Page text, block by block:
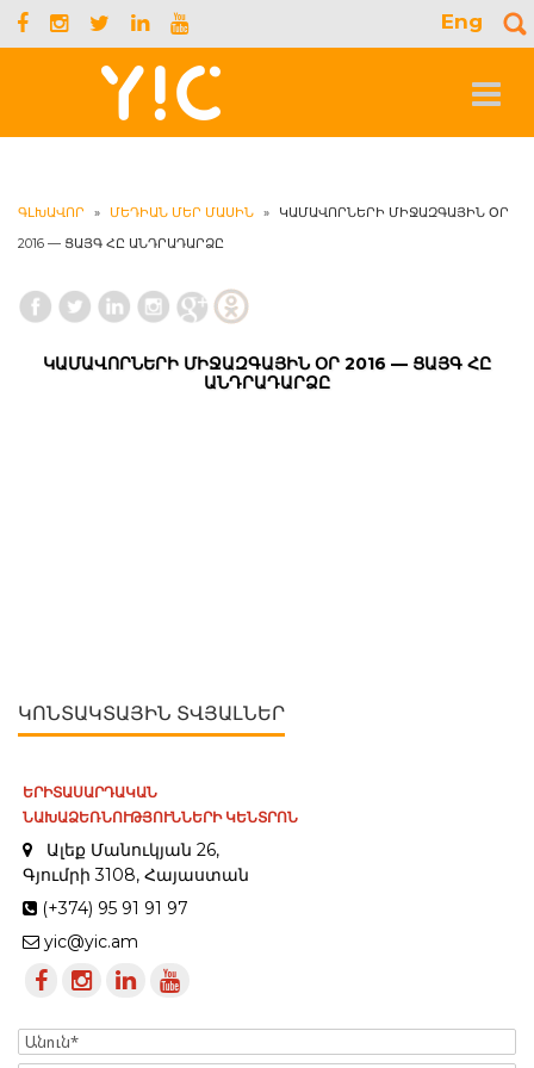
Eng
Toggle
ԳԼԽԱՎՈՐ » ՄԵԴԻԱՆ ՄԵՐ ՄԱՍԻՆ »
ԿԱՄԱՎՈՐՆԵՐԻ ՄԻՋԱԶԳԱՅԻՆ ՕՐ
2016 — ՑԱՅԳ ՀԸ ԱՆԴՐԱԴԱՐՁԸ
ԿԱՄԱՎՈՐՆԵՐԻ ՄԻՋԱԶԳԱՅԻՆ ՕՐ 2016 — ՑԱՅԳ ՀԸ
ԱՆԴՐԱԴԱՐՁԸ
ԿՈՆՏԱԿՏԱՅԻՆ ՏՎՅԱԼՆԵՐ
ԵՐԻՏԱՍԱՐԴԱԿԱՆ
ՆԱԽԱՁԵՌՆՈՒԹՅՈՒՆՆԵՐԻ ԿԵՆՏՐՈՆ
Ալեք Մանուկյան 26,
Գյումրի 3108, Հայաստան
(+374) 95 91 91 97
yic@yic.am
Name